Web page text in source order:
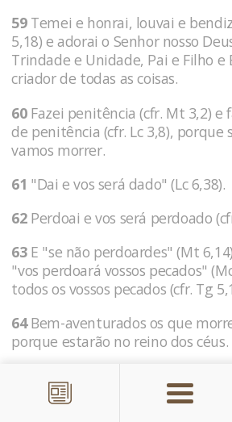
59Temei e honrai, louvai e
5,18) e adorai o Senhor nosso
Trindade e Unidade, Pai e Filho e
criador de todas as coisas.
60Fazei penitência (cfr. Mt 3,2) e
de penitência (cfr. Lc 3,8), porque
vamos morrer.
61 "Dai e vos será dado" (Lc 6,38).
62Perdoai e vos será perdoado
63E "se não perdoardes" (Mt
"vos perdoará vossos pecados"
todos os vossos pecados (cfr. Tg
64Bem-aventurados os que
porque estarão no reino dos céus.
porque serão "fillhos do diabo",